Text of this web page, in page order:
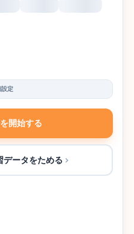
定
開始する
データをためる